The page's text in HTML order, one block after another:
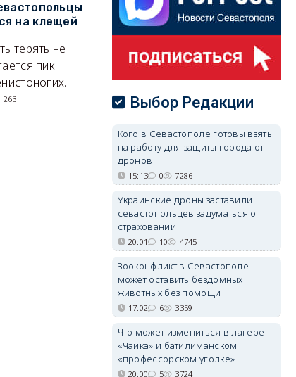
на клещей
терять не
пик
263
В Севастополе утвердили
проект застройки центра
Балаклавы
Там появится туристический
квартал с отелями и
парковками.
05/08/2026 08:01 5549
Выбор Редакции
Кого в Севастополе готовы взять
на работу для защиты города от
дронов
15:13 0 7286
Украинские дроны заставили
севастопольцев задуматься о
страховании
20:01 10 4745
Зооконфликт в Севастополе
может оставить бездомных
животных без помощи
17:02 6 3359
Что может измениться в лагере
«Чайка» и батилиманском
«профессорском уголке»
20:00 5 3724